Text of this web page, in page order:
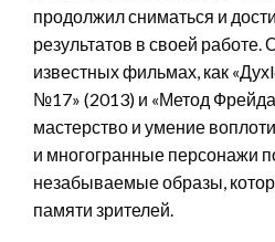
продолжил сниматься и
результатов в своей работе.
известных фильмах, как
№17» (2013) и «Метод
мастерство и умение
и многогранные персонажи
незабываемые образы,
памяти зрителей.